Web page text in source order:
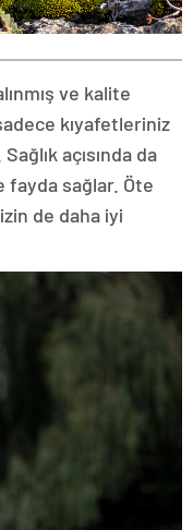
ve kalite
kıyafetleriniz
açısında da
fayda sağlar. Öte
de daha iyi